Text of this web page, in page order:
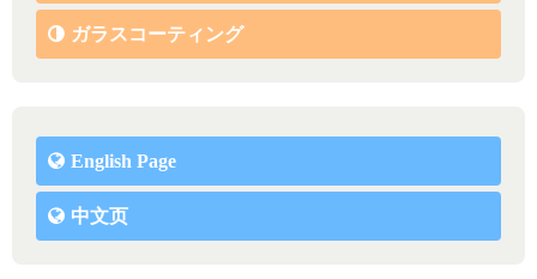
ガラスコーティング
English Page
中文页